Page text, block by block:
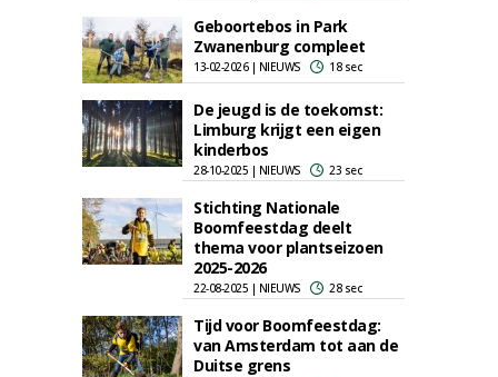
Geboortebos in Park
Zwanenburg compleet
13-02-2026 | NIEUWS 18 sec
De jeugd is de toekomst:
Limburg krijgt een eigen
kinderbos
28-10-2025 | NIEUWS 23 sec
Stichting Nationale
Boomfeestdag deelt
thema voor plantseizoen
2025-2026
22-08-2025 | NIEUWS 28 sec
Tijd voor Boomfeestdag:
van Amsterdam tot aan de
Duitse grens